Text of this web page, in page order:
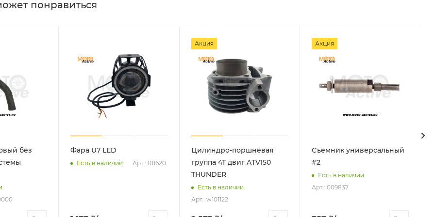
понравиться
без
Фара U7 LED
Есть в наличии Арт.: 011620
Акция
Цилиндро-поршневая
группа 4T двиг ATV150
THUNDER
Есть в наличии
Арт.: w101122
Акция
Съемник универсальный
#2
Есть в наличии
Арт.: 009837